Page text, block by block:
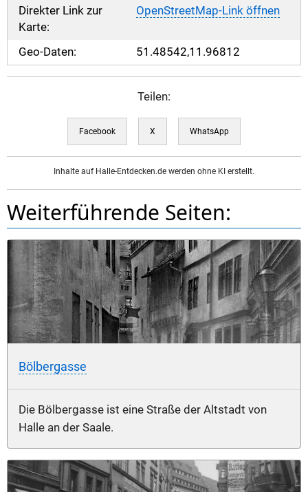
Direkter Link zur
Karte:
OpenStreetMap-Link öffnen
Geo-Daten: 51.48542,11.96812
Teilen:
Facebook X WhatsApp
Inhalte auf Halle-Entdecken.de werden ohne KI erstellt.
Weiterführende Seiten:
Bölbergasse
Die Bölbergasse ist eine Straße der Altstadt von
Halle an der Saale.